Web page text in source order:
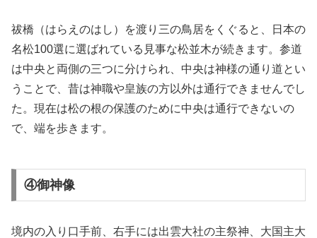
祓橋（はらえのはし）を渡り三の鳥居をくぐると、日本の
名松100選に選ばれている見事な松並木が続きます。参道
は中央と両側の三つに分けられ、中央は神様の通り道とい
うことで、昔は神職や皇族の方以外は通行できませんでし
た。現在は松の根の保護のために中央は通行できないの
で、端を歩きます。
④御神像
境内の入り口手前、右手には出雲大社の主祭神、大国主大